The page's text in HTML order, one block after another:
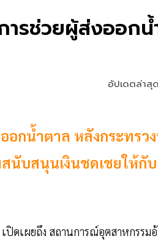
รช่วยผู้ส่งออกน้
อัปเดตล่าสุ
อกน้ำตาล หลังกระทร
บสนุนเงินชดเชยให้กับ
เปิดเผยถึง สถานการณ์อุตสาหกรร